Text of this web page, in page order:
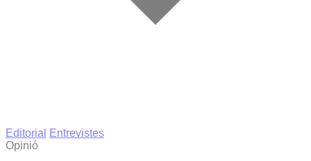
Editorial
Entrevistes
Opinió